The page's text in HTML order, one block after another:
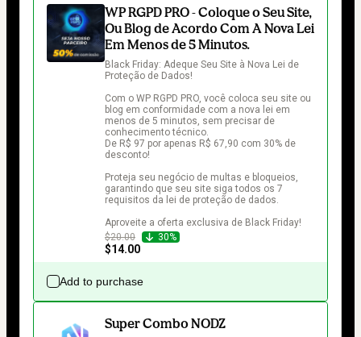
WP RGPD PRO - Coloque o Seu Site,
Ou Blog de Acordo Com A Nova Lei
Em Menos de 5 Minutos.
Black Friday: Adeque Seu Site à Nova Lei de
Proteção de Dados!
Com o WP RGPD PRO, você coloca seu site ou
blog em conformidade com a nova lei em
menos de 5 minutos, sem precisar de
conhecimento técnico.
De R$ 97 por apenas R$ 67,90 com 30% de
desconto!
Proteja seu negócio de multas e bloqueios,
garantindo que seu site siga todos os 7
requisitos da lei de proteção de dados.
Aproveite a oferta exclusiva de Black Friday!
$20.00
30%
$14.00
Add to purchase
Super Combo NODZ